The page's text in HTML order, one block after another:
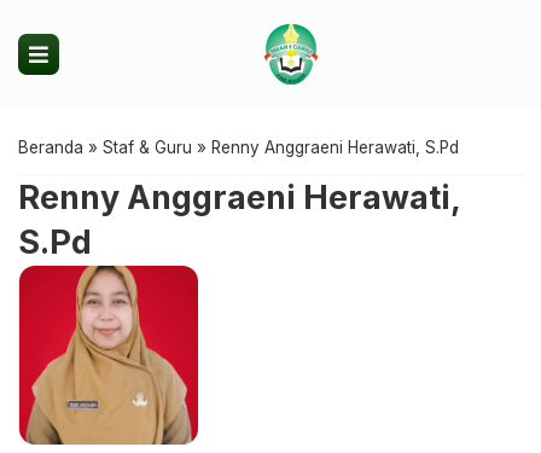
Beranda » Staf & Guru » Renny Anggraeni Herawati, S.Pd
Renny Anggraeni Herawati,
S.Pd